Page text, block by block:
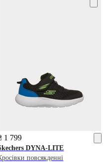
1 799
DYNA-LITE
повсякденні